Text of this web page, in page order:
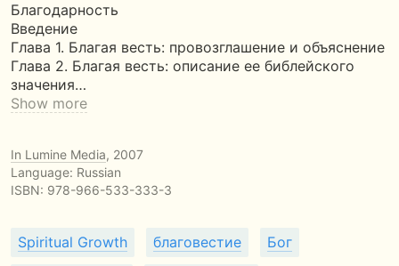
Благодарность
Введение
Глава 1. Благая весть: провозглашение и объяснение
Глава 2. Благая весть: описание ее библейского
значения…
Show more
In Lumine Media, 2007
Language: Russian
ISBN: 978-966-533-333-3
Spiritual Growth благовестие Бог